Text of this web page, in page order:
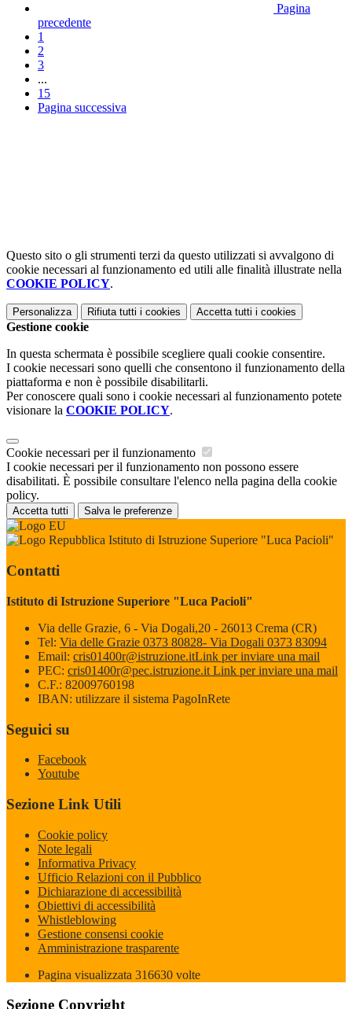
Pagina
precedente
1
2
3
...
15
Pagina successiva
Questo sito o gli strumenti terzi da questo utilizzati si avvalgono di
cookie necessari al funzionamento ed utili alle finalità illustrate nella
COOKIE POLICY.
Personalizza Rifiuta tutti i cookies Accetta tutti i cookies
Gestione cookie
In questa schermata è possibile scegliere quali cookie consentire.
I cookie necessari sono quelli che consentono il funzionamento della
piattaforma e non è possibile disabilitarli.
Per conoscere quali sono i cookie necessari al funzionamento potete
visionare la COOKIE POLICY.
Cookie necessari per il funzionamento
I cookie necessari per il funzionamento non possono essere
disabilitati. È possibile consultare l'elenco nella pagina della cookie
policy.
Accetta tutti Salva le preferenze
Istituto di Istruzione Superiore "Luca Pacioli"
Contatti
Istituto di Istruzione Superiore "Luca Pacioli"
Via delle Grazie, 6 - Via Dogali,20 - 26013 Crema (CR)
Tel: Via delle Grazie 0373 80828- Via Dogali 0373 83094
Email: cris01400r@istruzione.itLink per inviare una mail
PEC: cris01400r@pec.istruzione.it Link per inviare una mail
C.F.: 82009760198
IBAN: utilizzare il sistema PagoInRete
Seguici su
Facebook
Youtube
Sezione Link Utili
Cookie policy
Note legali
Informativa Privacy
Ufficio Relazioni con il Pubblico
Dichiarazione di accessibilità
Obiettivi di accessibilità
Whistleblowing
Gestione consensi cookie
Amministrazione trasparente
Pagina visualizzata 316630 volte
Sezione Copyright